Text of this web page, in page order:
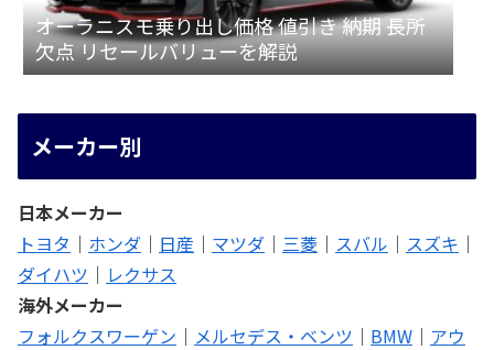
オーラニスモ乗り出し価格 値引き 納期 長所
欠点 リセールバリューを解説
メーカー別
日本メーカー
トヨタ ｜ ホンダ ｜ 日産 ｜ マツダ ｜ 三菱 ｜ スバル ｜ スズキ ｜
ダイハツ ｜ レクサス
海外メーカー
フォルクスワーゲン ｜ メルセデス・ベンツ ｜ BMW ｜ アウ